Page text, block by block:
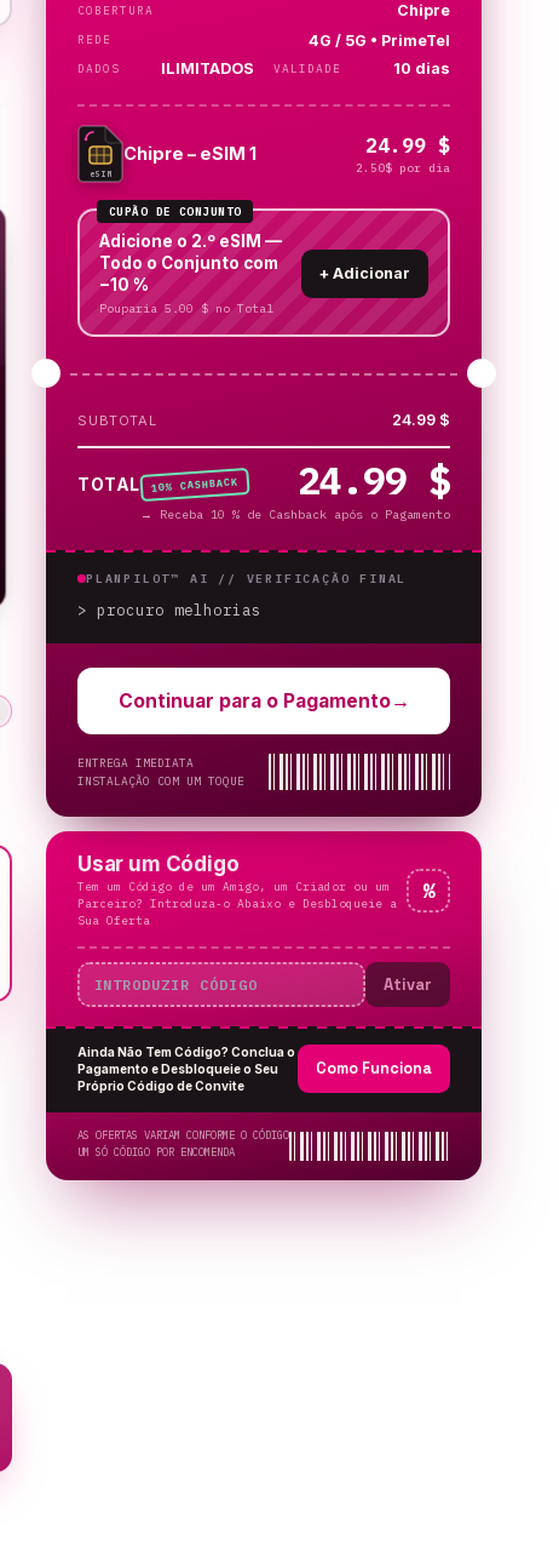
COBERTURA Chipre
REDE 4G / 5G • PrimeTel
DADOS ILIMITADOS VALIDADE 10 dias
eSIM
Chipre – eSIM 1 24.99 $
2.50$ por dia
CUPÃO DE CONJUNTO
Adicione o 2.º eSIM —
Todo o Conjunto com
−10 %
Pouparia 5.00 $ no Total
+ Adicionar
SUBTOTAL 24.99 $
TOTAL 10% CASHBACK 24.99 $
→ Receba 10 % de Cashback após o Pagamento
PLANPILOT™ AI // VERIFICAÇÃO FINAL
> procuro melhorias
Continuar para o Pagamento→
ENTREGA IMEDIATA
INSTALAÇÃO COM UM TOQUE
Usar um Código
Tem um Código de um Amigo, um Criador ou um
Parceiro? Introduza-o Abaixo e Desbloqueie a
Sua Oferta
%
Ativar
Ainda Não Tem Código? Conclua o
Pagamento e Desbloqueie o Seu
Próprio Código de Convite
Como Funciona
AS OFERTAS VARIAM CONFORME O CÓDIGO
UM SÓ CÓDIGO POR ENCOMENDA